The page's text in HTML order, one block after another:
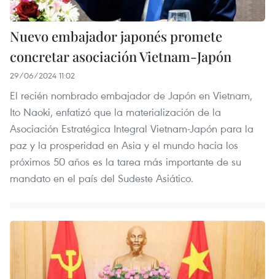
Nuevo embajador japonés promete
concretar asociación Vietnam-Japón
29/06/2024 11:02
El recién nombrado embajador de Japón en Vietnam,
Ito Naoki, enfatizó que la materialización de la
Asociación Estratégica Integral Vietnam-Japón para la
paz y la prosperidad en Asia y el mundo hacia los
próximos 50 años es la tarea más importante de su
mandato en el país del Sudeste Asiático.